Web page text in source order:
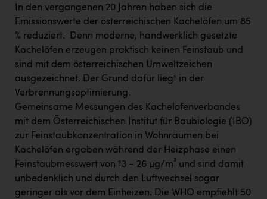
In den vergangenen 20 Jahren haben sich die
Emissionswerte der österreichischen Kachelöfen um 85
% reduziert. Denn moderne, handwerklich gesetzte
Kachelöfen erzeugen praktisch keinen Feinstaub und
sind mit dem österreichischen Umweltzeichen
ausgezeichnet. Der Grund dafür liegt in der
Verbrennungsoptimierung.
Gemeinsame Messungen des Kachelofenverbandes
mit dem Österreichischen Institut für Baubiologie (IBO)
zur Feinstaubkonzentration in Wohnräumen bei
Kachelöfen ergaben während der Heizphase einen
Feinstaubmesswert von 13 – 26 µg/m³ und sind damit
unbedenklich und durch den Luftwechsel sogar
geringer als vor dem Einheizen. Die WHO empfiehlt 50